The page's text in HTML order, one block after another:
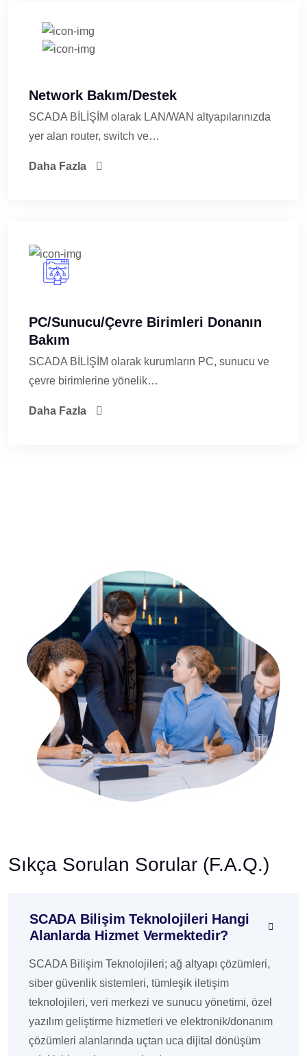
Network Bakım/Destek
SCADA BİLİŞİM olarak LAN/WAN altyapılarınızda
yer alan router, switch ve…
Daha Fazla
PC/Sunucu/Çevre Birimleri Donanın
Bakım
SCADA BİLİŞİM olarak kurumların PC, sunucu ve
çevre birimlerine yönelik…
Daha Fazla
Sıkça Sorulan Sorular (F.A.Q.)
SCADA Bilişim Teknolojileri Hangi
Alanlarda Hizmet Vermektedir?
SCADA Bilişim Teknolojileri; ağ altyapı çözümleri,
siber güvenlik sistemleri, tümleşik iletişim
teknolojileri, veri merkezi ve sunucu yönetimi, özel
yazılım geliştirme hizmetleri ve elektronik/donanım
çözümleri alanlarında uçtan uca dijital dönüşüm